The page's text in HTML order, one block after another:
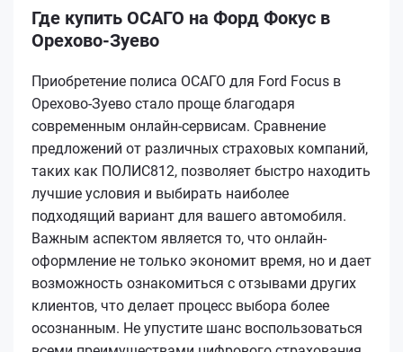
Где купить ОСАГО на Форд Фокус в
Орехово-Зуево
Приобретение полиса ОСАГО для Ford Focus в
Орехово-Зуево стало проще благодаря
современным онлайн-сервисам. Сравнение
предложений от различных страховых компаний,
таких как ПОЛИС812, позволяет быстро находить
лучшие условия и выбирать наиболее
подходящий вариант для вашего автомобиля.
Важным аспектом является то, что онлайн-
оформление не только экономит время, но и дает
возможность ознакомиться с отзывами других
клиентов, что делает процесс выбора более
осознанным. Не упустите шанс воспользоваться